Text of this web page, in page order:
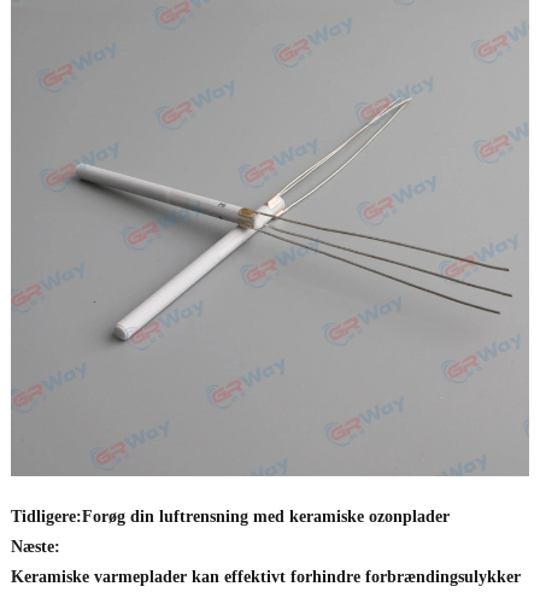
Tidligere:Forøg din luftrensning med keramiske ozonplader
Næste:
Keramiske varmeplader kan effektivt forhindre forbrændingsulykker